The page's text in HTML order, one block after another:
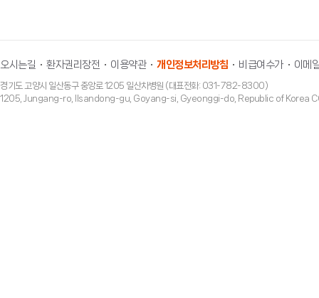
오시는길 환자권리장전 이용약관 개인정보처리방침 비급여수가 이메
경기도 고양시 일산동구 중앙로 1205 일산차병원 (대표전화: 031-782-8300)
1205, Jungang-ro, Ilsandong-gu, Goyang-si, Gyeonggi-do, Republic of Korea